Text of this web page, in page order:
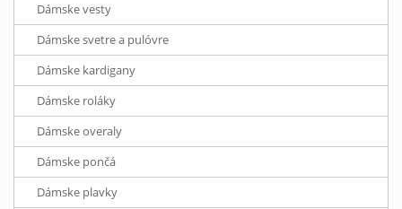
Dámske vesty
Dámske svetre a pulóvre
Dámske kardigany
Dámske roláky
Dámske overaly
Dámske pončá
Dámske plavky